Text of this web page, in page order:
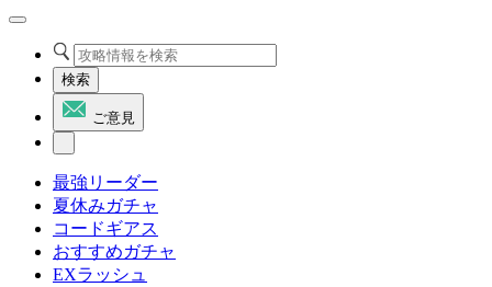
検索
ご意見
最強リーダー
夏休みガチャ
コードギアス
おすすめガチャ
EXラッシュ